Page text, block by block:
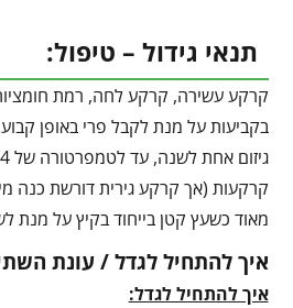
תנאי גידול – טיפול:
בקביעות על מנת לקבל פרי באופן
קרקעות (אך קרקע גירית דורשת כנה
מאוד כשעץ קטן בייחוד בקיץ על מנת
איך להתחיל לגדל / עונת
איך להתחיל לגדל: